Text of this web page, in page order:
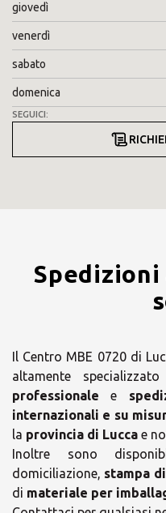
giovedì
venerdì
sabato
domenica
SEGUICI:
Spedizioni
Il Centro MBE 0720 di
altamente
professionale e
internazionali e su
la provincia di Lucca e
Inoltre sono
domiciliazione, stampa
di materiale per